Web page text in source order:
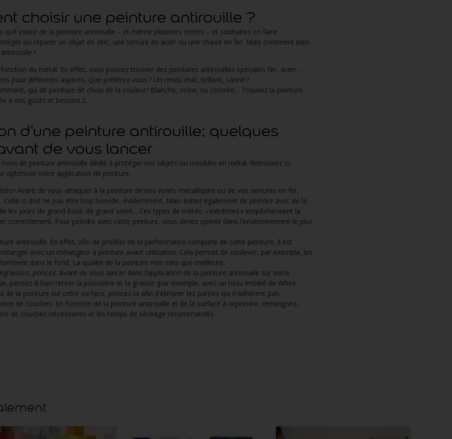
choisir une peinture antirouille ?
qu’il existe de la peinture antirouille – et même plusieurs sortes – et souhaitez en faire
ou réparer un objet en zinc, une serrure en acier ou une chaise en fer. Mais comment bien
?
du métal. En effet, vous pouvez trouver des peintures antirouilles spéciales fer, acier…
pour différents aspects. Que préférez-vous ? Un rendu mat, brillant, satiné ?
qui dit peinture dit choix de la couleur ! Blanche, noire, ou colorée… Trouvez la peinture
à vos goûts et besoins.2
d'une peinture antirouille: quelques
de vous lancer
de peinture antirouille dédié à protéger vos objets ou meubles en métal. Retrouvez ici
optimiser votre application de peinture.
! Avant de vous attaquer à la peinture de vos volets métalliques ou de vos serrures en fer,
Celle-ci doit ne pas être trop humide, évidemment. Mais évitez également de peindre avec de la
les jours de grand froid, de grand soleil… Ces types de météo « extrêmes » empêcheraient la
correctement. Pour peindre avec cette peinture, vous devez opérer dans l’environnement le plus
antirouille. En effet, afin de profiter de la performance complète de cette peinture, il est
avec un mélangeur à peinture avant utilisation. Cela permet de soulever, par exemple, les
dans le fond. La qualité de la peinture n’en sera que meilleure.
poncez. Avant de vous lancer dans l’application de la peinture antirouille sur votre
pensez à bien retirer la poussière et la graisse (par exemple, avec un tissu imbibé de White
de la peinture sur cette surface, poncez-la afin d’éliminer les parties qui n’adhèrent pas.
de couches. En fonction de la peinture antirouille et de la surface à repeindre, renseignez-
de couches nécessaires et les temps de séchage recommandés.